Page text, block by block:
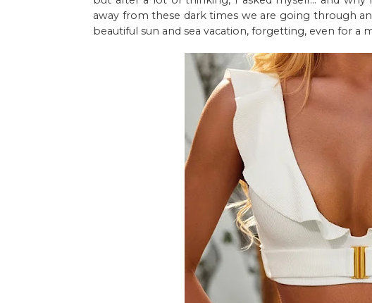
away from these dark times we are going through
beautiful sun and sea vacation, forgetting, even for